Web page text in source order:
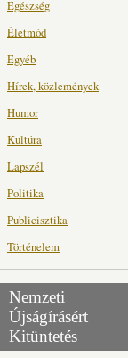
Egészség
Életmód
Egyéb
Hírek, közlemények
Humor
Kultúra
Lapszél
Politika
Publicisztika
Történelem
Nemzeti
Újságírásért
Kitüntetés